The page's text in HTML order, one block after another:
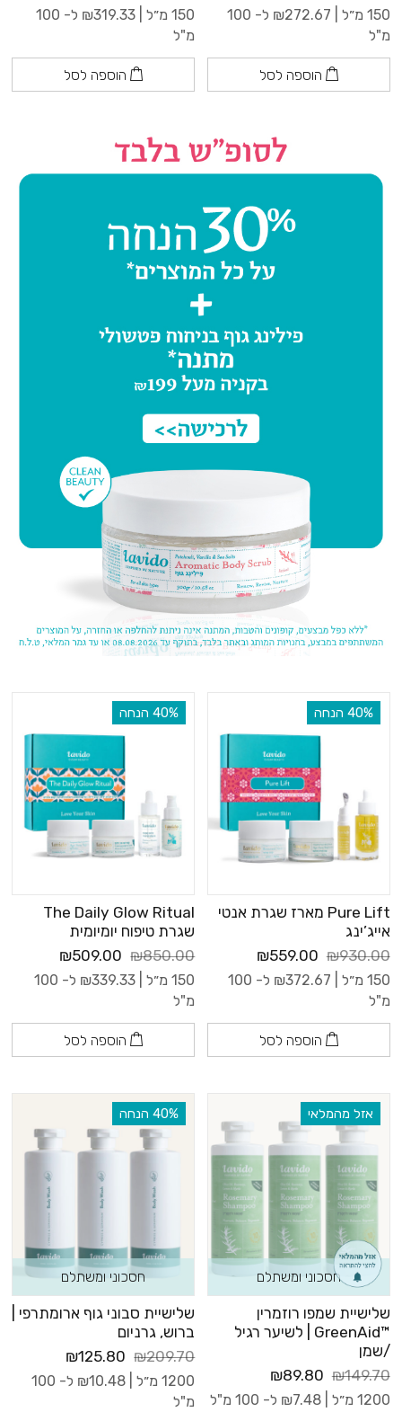
150 מ״ל | ₪272.67
ל- 100
מ"ל
הוספה לסל
150 מ״ל | ₪319.33
ל- 100
מ"ל
הוספה לסל
‫40% הנחה
Pure Lift מארז שגרת אנטי
אייג’ינג
₪930.00
₪559.00
150 מ״ל | ₪372.67
ל- 100
מ"ל
הוספה לסל
‫40% הנחה
The Daily Glow Ritual
שגרת טיפוח יומיומית
₪850.00
₪509.00
150 מ״ל | ₪339.33
ל- 100
מ"ל
הוספה לסל
אזל מהמלאי
חסכוני ומשתלם
שלישיית שמפו רוזמרין
™GreenAid | לשיער רגיל
/שמן
₪149.70
₪89.80
1200 מ״ל | ₪7.48 ל- 100 מ"ל
‫40% הנחה
חסכוני ומשתלם
שלישיית סבוני גוף ארומתרפי |
ברוש, גרניום
₪209.70
₪125.80
1200 מ״ל | ₪10.48
ל- 100
מ"ל